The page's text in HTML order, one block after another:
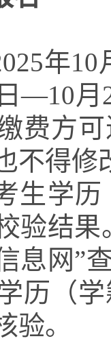
年10
日—10月
费方
不得修
生学
验结
息网”
历（
验。